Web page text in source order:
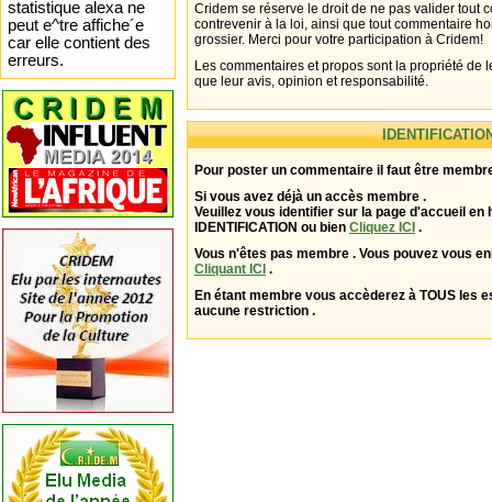
Cridem se réserve le droit de ne pas valider tout
contrevenir à la loi, ainsi que tout commentaire
grossier. Merci pour votre participation à Cridem!
Les commentaires et propos sont la propriété de
que leur avis, opinion et responsabilité.
Pour poster un commentaire il faut être
Si vous avez déjà un accès membre .
Veuillez vous identifier sur la page d'accueil en
IDENTIFICATION ou bien Cliquez ICI .
Vous n'êtes pas membre . Vous pouvez vous
Cliquant ICI .
En étant membre vous accèderez à TOUS les
aucune restriction .